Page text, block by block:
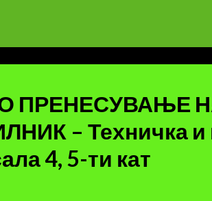
– Техничка и
4, 5-ти кат